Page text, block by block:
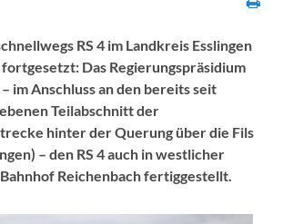
RS 4 im Landkreis Esslingen
Das Regierungspräsidium
im Anschluss an den bereits seit
Teilabschnitt der
hinter der Querung über die Fils
– den RS 4 auch in westlicher
Reichenbach fertiggestellt.